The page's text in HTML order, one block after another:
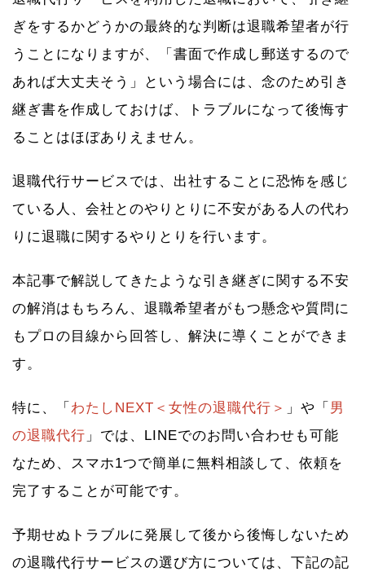
ぎをするかどうかの最終的な判断は退職希望者が行
うことになりますが、「書面で作成し郵送するので
あれば大丈夫そう」という場合には、念のため引き
継ぎ書を作成しておけば、トラブルになって後悔す
ることはほぼありえません。
退職代行サービスでは、出社することに恐怖を感じ
ている人、会社とのやりとりに不安がある人の代わ
りに退職に関するやりとりを行います。
本記事で解説してきたような引き継ぎに関する不安
の解消はもちろん、退職希望者がもつ懸念や質問に
もプロの目線から回答し、解決に導くことができま
す。
特に、「 わたしNEXT＜女性の退職代行＞ 」や「 男
の退職代行 」では、LINEでのお問い合わせも可能
なため、スマホ1つで簡単に無料相談して、依頼を
完了することが可能です。
予期せぬトラブルに発展して後から後悔しないため
の退職代行サービスの選び方については、下記の記